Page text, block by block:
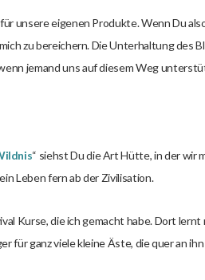
unsere eigenen Produkte. Wenn Du
zu bereichern. Die Unterhaltung des
jemand uns auf diesem Weg
“ siehst Du die Art Hütte, in der wir
Leben fern ab der Zivilisation.
Kurse, die ich gemacht habe. Dort lernt
für ganz viele kleine Äste, die quer an